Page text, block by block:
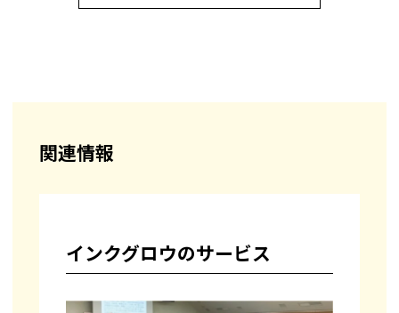
関連情報
インクグロウのサービス